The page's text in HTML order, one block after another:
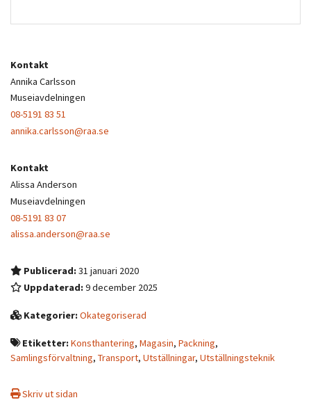
Kontakt
Annika Carlsson
Museiavdelningen
08-5191 83 51
annika.carlsson@raa.se
Kontakt
Alissa Anderson
Museiavdelningen
08-5191 83 07
alissa.anderson@raa.se
Publicerad:31 januari 2020
Uppdaterad:9 december 2025
Kategorier:Okategoriserad
Etiketter:Konsthantering, Magasin, Packning,
Samlingsförvaltning, Transport, Utställningar, Utställningsteknik
Skriv ut sidan